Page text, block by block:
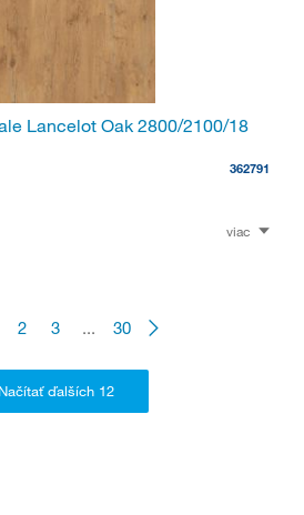
Lancelot Oak 2800/2100/18
362791
viac
2 3 30